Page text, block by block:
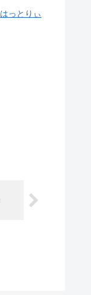
はっとりぃ